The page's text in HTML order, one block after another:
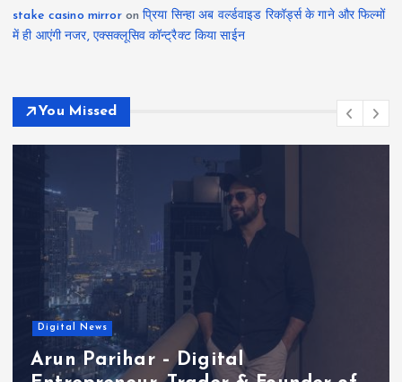
stake casino mirroronप्रिया सिन्हा अब वर्ल्डवाइड रिकॉर्ड्स के गाने और फिल्मों
में ही आएंगी नजर, एक्सक्लूसिव कॉन्ट्रैक्ट किया साईन
You Missed
Digital News
Arun Parihar – Digital